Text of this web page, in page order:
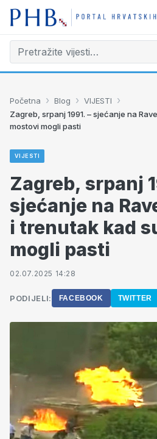
Početna › Blog › VIJESTI ›
Zagreb, srpanj 1991. – sjećanje na
mostovi mogli pasti
VIJESTI
Zagreb, srpanj
sjećanje na
i trenutak kad
mogli pasti
02.07.2025 14:28
PODIJELI: FACEBOOK TWITTER